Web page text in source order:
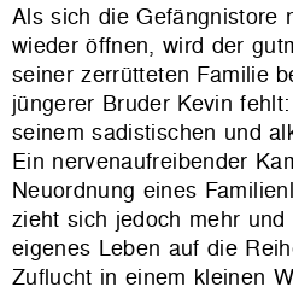
Als sich die Gefängnistore
wieder öffnen, wird der
seiner zerrütteten Familie
jüngerer Bruder Kevin
seinem sadistischen und
Ein nervenaufreibender
Neuordnung eines
zieht sich jedoch mehr
eigenes Leben auf die
Zuflucht in einem kleinen